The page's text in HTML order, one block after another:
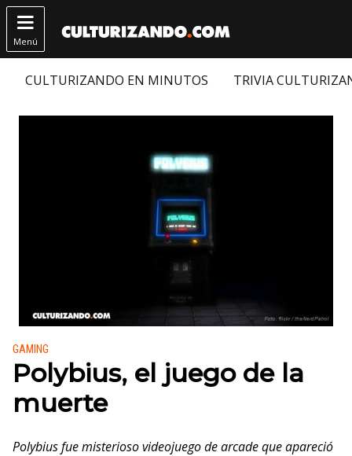

Menú
CULTURIZANDO EN MINUTOS TRIVIA
Publicado en:
GAMING
Polybius, el juego de la
muerte
Polybius fue misterioso videojuego de arcade que apareció